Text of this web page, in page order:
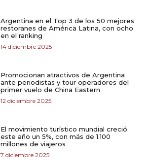
Argentina en el Top 3 de los 50 mejores
restoranes de América Latina, con ocho
en el ranking
14 diciembre 2025
Promocionan atractivos de Argentina
ante periodistas y tour operadores del
primer vuelo de China Eastern
12 diciembre 2025
El movimiento turístico mundial creció
este año un 5%, con más de 1.100
millones de viajeros
7 diciembre 2025